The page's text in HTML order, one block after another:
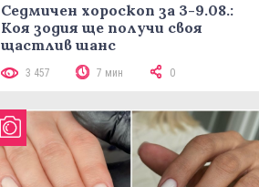
Седмичен хороскоп за 3-9.08.:
Коя зодия ще получи своя
щастлив шанс
3 457 7 мин 0